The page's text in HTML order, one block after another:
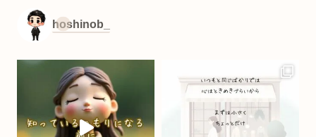
c
e
b
o
k
a
gr
a
m
u
C
hoshinob_